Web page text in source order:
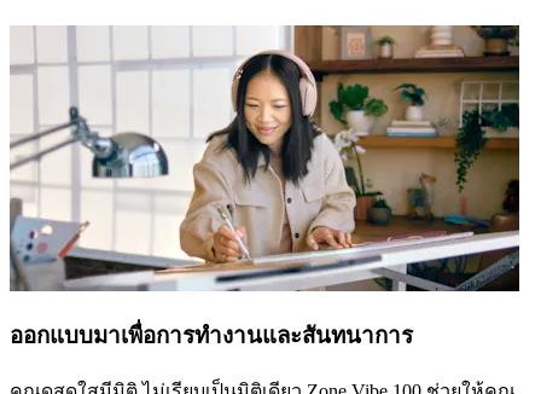
ออกแบบมาเพื่อการทำงานและสันทนาการ